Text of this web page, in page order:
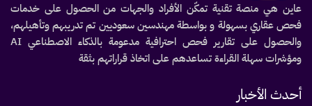
عاين هي منصة تقنية تمكّن الأفراد والجهات من الحصول على خدمات
فحص عقاري بسهولة و بواسطة مهندسين سعوديين تم تدريبهم وتأهيلهم،
والحصول على تقارير فحص احترافية مدعومة بالذكاء الاصطناعي AI
ومؤشرات سهلة القراءة تساعدهم على اتخاذ قراراتهم بثقة
أحدث الأخبار